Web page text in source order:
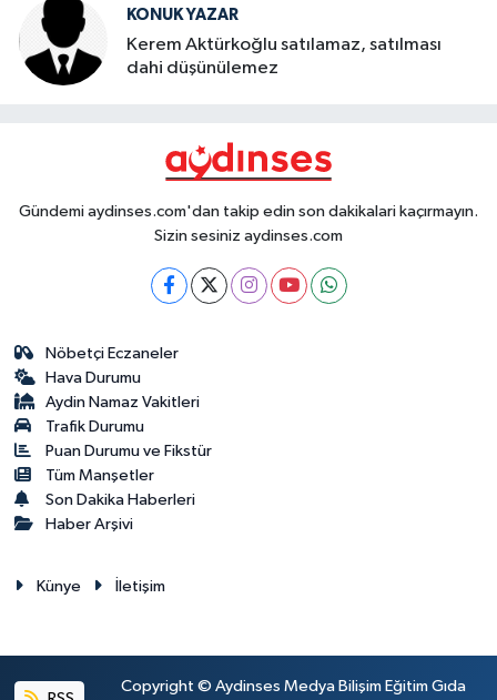
KONUK YAZAR
Kerem Aktürkoğlu satılamaz, satılması
dahi düşünülemez
Gündemi aydinses.com'dan takip edin son dakikalari kaçırmayın.
Sizin sesiniz aydinses.com
Nöbetçi Eczaneler
Hava Durumu
Aydin Namaz Vakitleri
Trafik Durumu
Puan Durumu ve Fikstür
Tüm Manşetler
Son Dakika Haberleri
Haber Arşivi
Künye İletişim
Copyright © Aydinses Medya Bilişim Eğitim Gıda